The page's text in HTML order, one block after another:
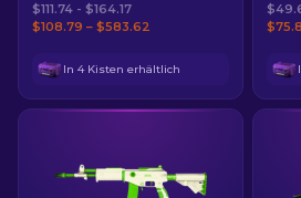
$111.74 - $164.17
$108.79 – $583.62
In 4 Kisten erhältlich